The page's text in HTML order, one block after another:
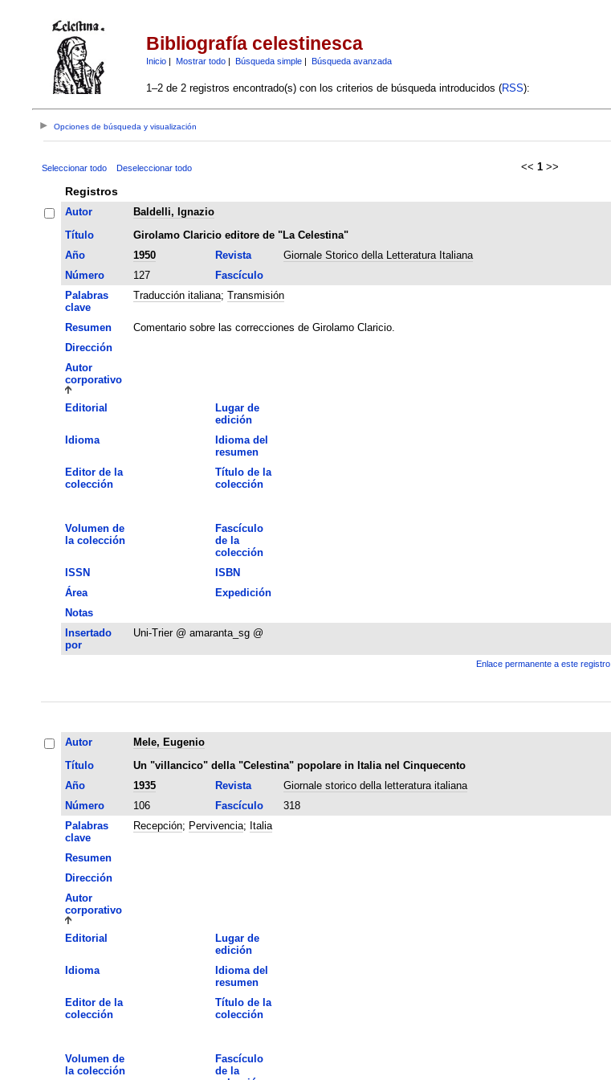
Bibliografía celestinesca
Inicio| Mostrar todo| Búsqueda simple| Búsqueda avanzada
1–2 de 2 registros encontrado(s) con los criterios de búsqueda introducidos (RSS):
Opciones de búsqueda y visualización
Seleccionar todo Deseleccionar todo << 1 >>
Registros
Autor
Baldelli, Ignazio
Título
Girolamo Claricio editore de "La Celestina"
Año
1950 Revista Giornale Storico della Letteratura Italiana
Número
127 Fascículo
Palabras
clave
Traducción italiana; Transmisión
Resumen
Comentario sobre las correcciones de Girolamo Claricio.
Dirección
Autor
corporativo
Editorial
Lugar de
edición
Idioma
Idioma del
resumen
Editor de la
colección
Título de la
colección
Volumen de
la colección
Fascículo
de la
colección
ISSN ISBN
Área
Expedición
Notas
Insertado
por
Uni-Trier @ amaranta_sg @
Enlace permanente a este registro
Autor
Mele, Eugenio
Título
Un "villancico" della "Celestina" popolare in Italia nel Cinquecento
Año
1935 Revista Giornale storico della letteratura italiana
Número
106 Fascículo 318
Palabras
clave
Recepción; Pervivencia; Italia
Resumen
Dirección
Autor
corporativo
Editorial
Lugar de
edición
Idioma
Idioma del
resumen
Editor de la
colección
Título de la
colección
Volumen de
la colección
Fascículo
de la